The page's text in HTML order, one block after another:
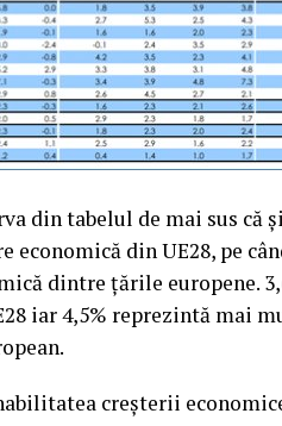
din tabelul de mai sus că
economică din UE28, pe
dintre ţările europene.
iar 4,5% reprezintă mai
creşterii